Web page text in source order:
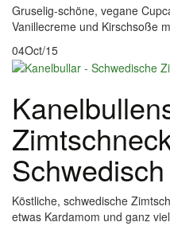
Gruselig-schöne, vegane
Vanillecreme und Kirschsoße
04Oct/15
Schwedisch
Köstliche, schwedische
etwas Kardamom und ganz